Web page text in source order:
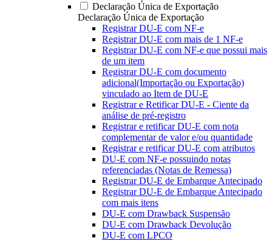
Declaração Única de Exportação
Declaração Única de Exportação
Registrar DU-E com NF-e
Registrar DU-E com mais de 1 NF-e
Registrar DU-E com NF-e que possui mais
de um item
Registrar DU-E com documento
adicional(Importação ou Exportação)
vinculado ao Item de DU-E
Registrar e Retificar DU-E - Ciente da
análise de pré-registro
Registrar e retificar DU-E com nota
complementar de valor e/ou quantidade
Registrar e retificar DU-E com atributos
DU-E com NF-e possuindo notas
referenciadas (Notas de Remessa)
Registrar DU-E de Embarque Antecipado
Registrar DU-E de Embarque Antecipado
com mais itens
DU-E com Drawback Suspensão
DU-E com Drawback Devolução
DU-E com LPCO